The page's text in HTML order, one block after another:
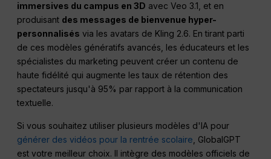
immersives du campus en 3D avec Veo 3.1, et en
produisant des messages de bienvenue hyper-
personnalisés via les avatars de Kling 2.6. En tirant parti
de ces modèles génératifs avancés, les éducateurs et les
spécialistes du marketing peuvent créer un contenu de
haute fidélité qui augmente les taux de rétention des
spectateurs jusqu'à 95% par rapport à la communication
textuelle.
Si vous souhaitez utiliser plusieurs modèles d'IA pour
générer des vidéos pour la rentrée scolaire , GlobalGPT
est votre meilleur choix. Il intègre des modèles officiels de